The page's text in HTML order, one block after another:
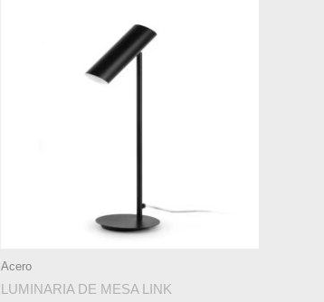
Acero
LUMINARIA DE MESA LINK